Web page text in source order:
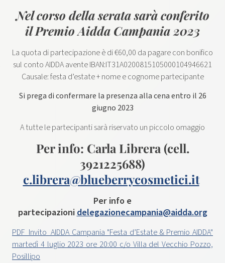
Nel corso della serata sarà conferito
il Premio Aidda Campania 2023
La quota di partecipazione è di €60,00 da pagare con bonifico
sul conto AIDDA avente IBAN:IT31A0200815105000104946621
Causale: festa d’estate + nome e cognome partecipante
Si prega di confermare la presenza alla cena entro il 26
giugno 2023
A tutte le partecipanti sarà riservato un piccolo omaggio
Per info: Carla Librera (cell.
3921225688)
c.librera@blueberrycosmetici.it
Per info e
partecipazionidelegazionecampania@aidda.org
PDF_Invito_AIDDA Campania "Festa d’Estate & Premio AIDDA"
martedì 4 luglio 2023 ore 20:00 c/o Villa del Vecchio Pozzo,
Posillipo